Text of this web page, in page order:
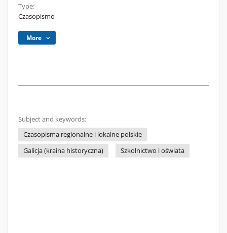
Type:
Czasopismo
More
Subject and keywords:
Czasopisma regionalne i lokalne polskie
Galicja (kraina historyczna)
Szkolnictwo i oświata